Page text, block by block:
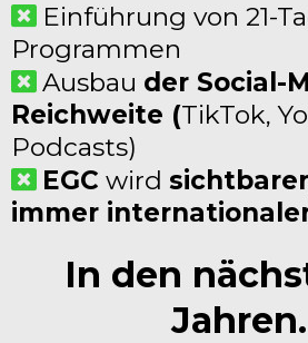
Einführung von 21-
Programmen
Ausbau der Social-
Reichweite (TikTok,
Podcasts)
EGC wird sichtbarer
immer
In den